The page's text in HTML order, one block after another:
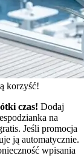
korzyść!
czas! Dodaj
na
Jeśli promocja
ją automatycznie.
wpisania